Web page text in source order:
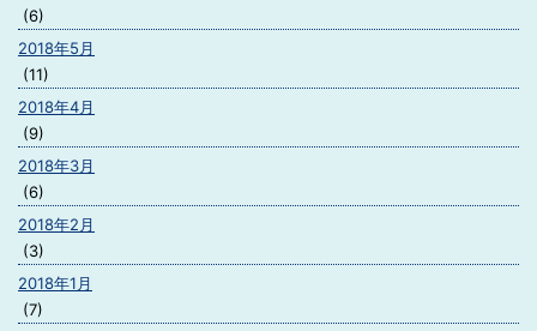
(6)
2018年5月
(11)
2018年4月
(9)
2018年3月
(6)
2018年2月
(3)
2018年1月
(7)